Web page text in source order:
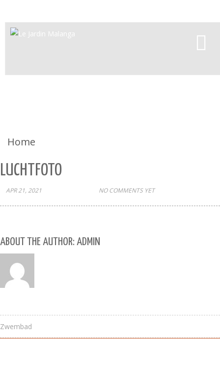
Toggle
Home
LUCHTFOTO
APR 21, 2021 NO COMMENTS YET
ABOUT THE AUTHOR: ADMIN
Zwembad